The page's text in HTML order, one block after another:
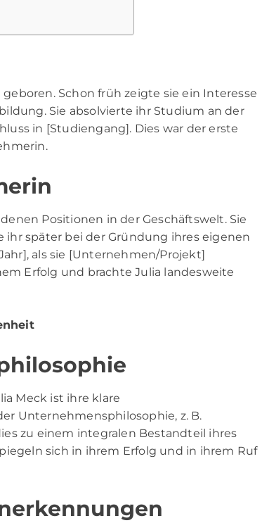
Schon früh zeigte sie ein Interesse
Sie absolvierte ihr Studium an der
in [Studiengang]. Dies war der erste
Positionen in der Geschäftswelt. Sie
später bei der Gründung ihres eigenen
als sie [Unternehmen/Projekt]
Erfolg und brachte Julia landesweite
Meck ist ihre klare
Unternehmensphilosophie, z. B.
zu einem integralen Bestandteil ihres
sich in ihrem Erfolg und in ihrem Ruf